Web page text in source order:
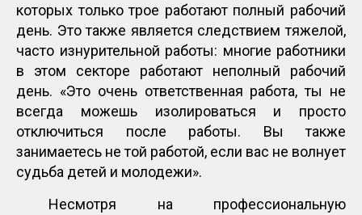
которых только трое работают полный рабочий
день. Это также является следствием тяжелой,
часто изнурительной работы: многие работники
в этом секторе работают неполный рабочий
день. «Это очень ответственная работа, ты не
всегда можешь изолироваться и просто
отключиться после работы. Вы также
занимаетесь не той работой, если вас не волнует
судьба детей и молодежи».
Несмотря на профессиональную